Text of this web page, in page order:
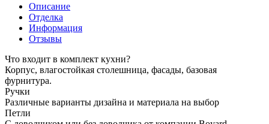
Описание
Отделка
Информация
Отзывы
Что входит в комплект кухни?
Корпус, влагостойкая столешница, фасады, базовая
фурнитура.
Ручки
Различные варианты дизайна и материала на выбор
Петли